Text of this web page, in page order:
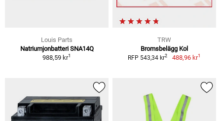
Louis Parts
Natriumjonbatteri SNA14Q
988,59 kr1
TRW
Bromsbelägg Kol
RFP 543,34 kr2 488,96 kr1